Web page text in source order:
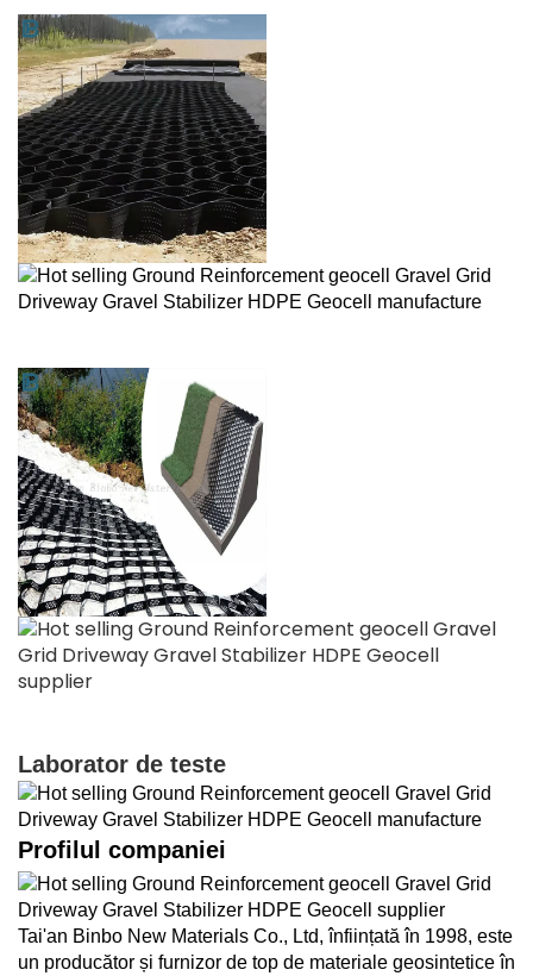
Laborator de teste
Profilul companiei
Tai'an Binbo New Materials Co., Ltd, înființată în 1998, este
un producător și furnizor de top de materiale geosintetice în